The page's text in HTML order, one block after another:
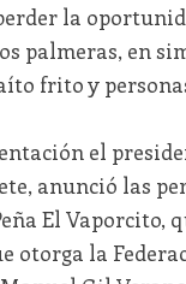
la
palmeras, en
frito y
el
anunció las
El Vaporcito,
la